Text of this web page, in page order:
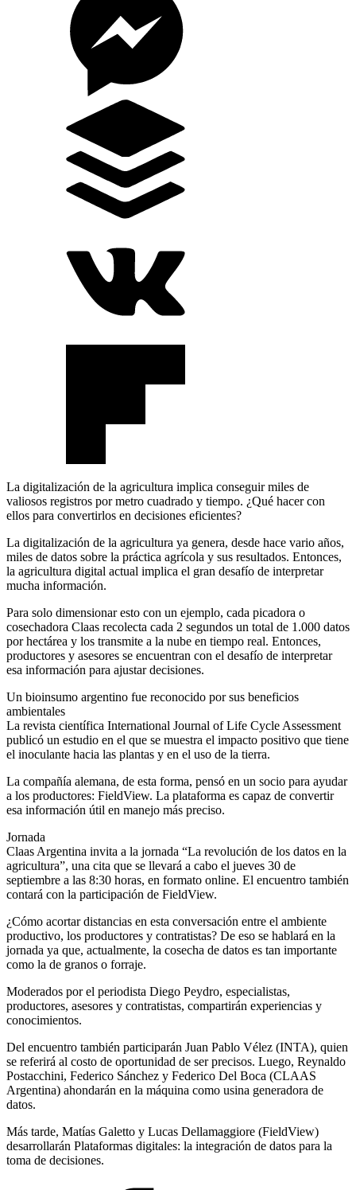
La digitalización de la agricultura implica conseguir miles de
valiosos registros por metro cuadrado y tiempo. ¿Qué hacer con
ellos para convertirlos en decisiones eficientes?
La digitalización de la agricultura ya genera, desde hace vario años,
miles de datos sobre la práctica agrícola y sus resultados. Entonces,
la agricultura digital actual implica el gran desafío de interpretar
mucha información.
Para solo dimensionar esto con un ejemplo, cada picadora o
cosechadora Claas recolecta cada 2 segundos un total de 1.000 datos
por hectárea y los transmite a la nube en tiempo real. Entonces,
productores y asesores se encuentran con el desafío de interpretar
esa información para ajustar decisiones.
Un bioinsumo argentino fue reconocido por sus beneficios
ambientales
La revista científica International Journal of Life Cycle Assessment
publicó un estudio en el que se muestra el impacto positivo que tiene
el inoculante hacia las plantas y en el uso de la tierra.
La compañía alemana, de esta forma, pensó en un socio para ayudar
a los productores: FieldView. La plataforma es capaz de convertir
esa información útil en manejo más preciso.
Jornada
Claas Argentina invita a la jornada “La revolución de los datos en la
agricultura”, una cita que se llevará a cabo el jueves 30 de
septiembre a las 8:30 horas, en formato online. El encuentro también
contará con la participación de FieldView.
¿Cómo acortar distancias en esta conversación entre el ambiente
productivo, los productores y contratistas? De eso se hablará en la
jornada ya que, actualmente, la cosecha de datos es tan importante
como la de granos o forraje.
Moderados por el periodista Diego Peydro, especialistas,
productores, asesores y contratistas, compartirán experiencias y
conocimientos.
Del encuentro también participarán Juan Pablo Vélez (INTA), quien
se referirá al costo de oportunidad de ser precisos. Luego, Reynaldo
Postacchini, Federico Sánchez y Federico Del Boca (CLAAS
Argentina) ahondarán en la máquina como usina generadora de
datos.
Más tarde, Matías Galetto y Lucas Dellamaggiore (FieldView)
desarrollarán Plataformas digitales: la integración de datos para la
toma de decisiones.